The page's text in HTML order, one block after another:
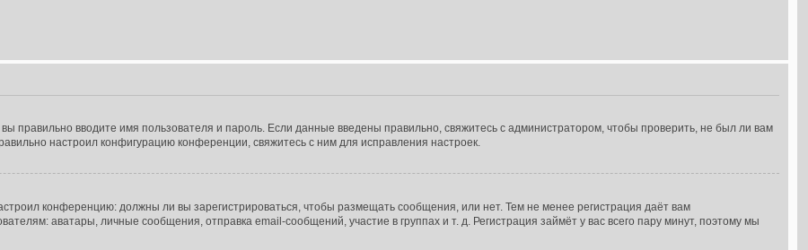
правильно вводите имя пользователя и пароль. Если данные введены правильно, свяжитесь с администратором, чтобы проверить, не был ли вам
настроил конфигурацию конференции, свяжитесь с ним для исправления настроек.
конференцию: должны ли вы зарегистрироваться, чтобы размещать сообщения, или нет. Тем не менее регистрация даёт вам
аватары, личные сообщения, отправка email-сообщений, участие в группах и т. д. Регистрация займёт у вас всего пару минут, поэтому мы